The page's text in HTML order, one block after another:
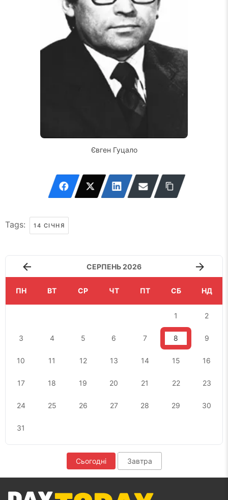
Євген Гуцало
Tags: 14 СІЧНЯ
СЕРПЕНЬ 2026
ПН ВТ СР ЧТ ПТ СБ НД
1 2
3 4 5 6 7 8 9
10 11 12 13 14 15 16
17 18 19 20 21 22 23
24 25 26 27 28 29 30
31
Сьогодні Завтра